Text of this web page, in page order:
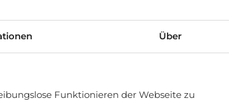
Über
Funktionieren der Webseite zu